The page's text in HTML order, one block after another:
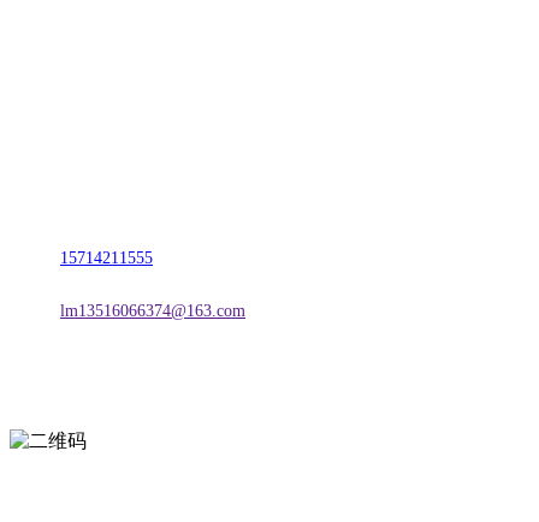
15714211555
lm13516066374@163.com